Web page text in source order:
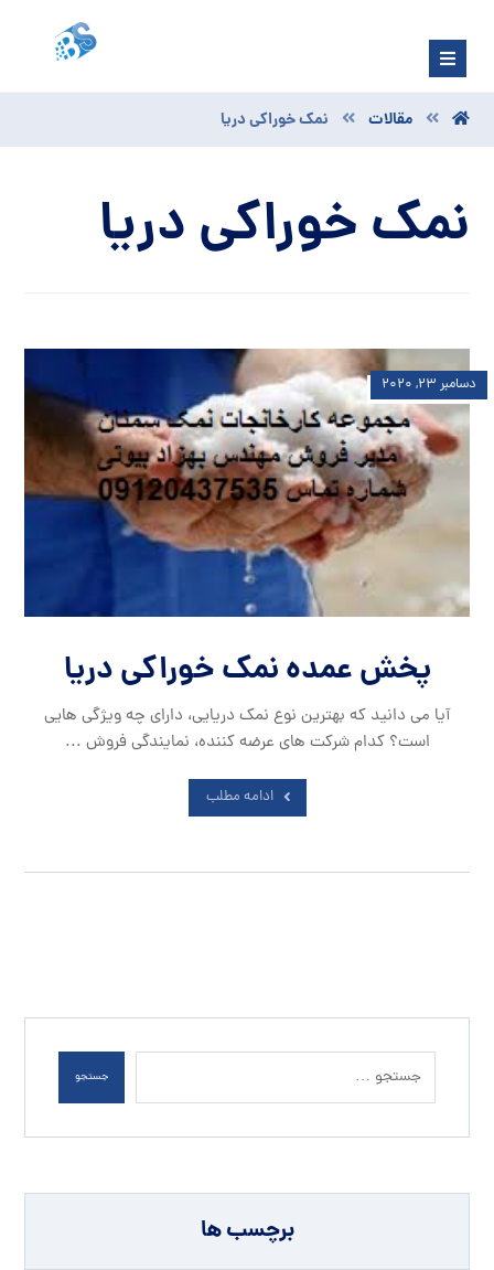
مقالات نمک خوراکی دریا
نمک خوراکی دریا
پخش عمده نمک خوراکی دریا
دسامبر ۲۳, ۲۰۲۰
آیا می دانید که بهترین نوع نمک دریایی، دارای چه ویژگی هایی
است؟ کدام شرکت های عرضه کننده، نمایندگی فروش ...
ادامه مطلب
جستجو
برچسب ها